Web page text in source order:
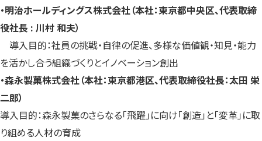
・明治ホールディングス株式会社（本社：東京都中央区、代表取締
役社長 : 川村 和夫）
導入目的：社員の挑戦・自律の促進、多様な価値観・知見・能力
を活かし合う組織づくりとイノベーション創出
・森永製菓株式会社（本社：東京都港区、代表取締役社長：太田 栄
二郎）
導入目的：森永製菓のさらなる「飛躍」に向け「創造」と「変革」に取
り組める人材の育成